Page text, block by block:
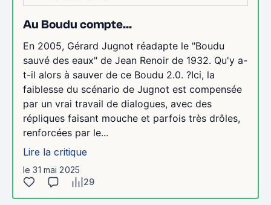
Au Boudu compte...
En 2005, Gérard Jugnot réadapte le "Boudu
sauvé des eaux" de Jean Renoir de 1932. Qu'y a-
t-il alors à sauver de ce Boudu 2.0. ?Ici, la
faiblesse du scénario de Jugnot est compensée
par un vrai travail de dialogues, avec des
répliques faisant mouche et parfois très drôles,
renforcées par le...
Lire la critique
le 31 mai 2025
29